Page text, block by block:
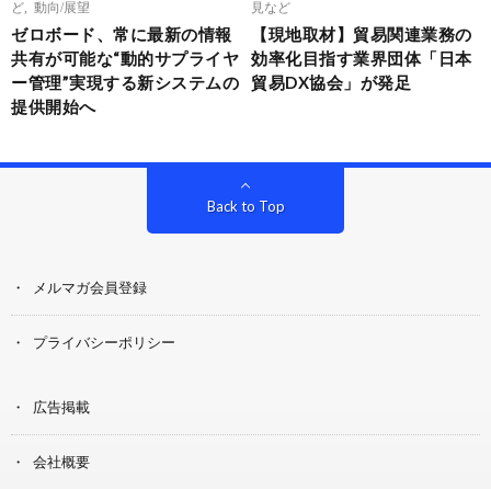
ど
動向/展望
ゼロボード、常に最新の情報
共有が可能な“動的サプライヤ
ー管理”実現する新システムの
提供開始へ
見など
【現地取材】貿易関連業務の
効率化目指す業界団体「日本
貿易DX協会」が発足
Back to Top
メルマガ会員登録
プライバシーポリシー
広告掲載
会社概要